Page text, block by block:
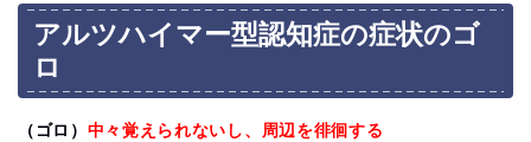
アルツハイマー型認知症の症状のゴ
ロ
（ゴロ） 中々覚えられないし、周辺を徘徊する